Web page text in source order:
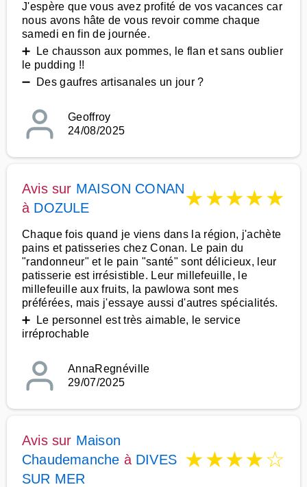
J'espère que vous avez profité de vos vacances car
nous avons hâte de vous revoir comme chaque
samedi en fin de journée.
➕ Le chausson aux pommes, le flan et sans oublier
le pudding !!
➖ Des gaufres artisanales un jour ?
Geoffroy
24/08/2025
Avis sur MAISON CONAN
à DOZULE ★★★★★
Chaque fois quand je viens dans la région, j'achète
pains et patisseries chez Conan. Le pain du
"randonneur" et le pain "santé" sont délicieux, leur
patisserie est irrésistible. Leur millefeuille, le
millefeuille aux fruits, la pawlowa sont mes
préférées, mais j'essaye aussi d'autres spécialités.
➕ Le personnel est très aimable, le service
irréprochable
AnnaRegnéville
29/07/2025
Avis sur Maison
Chaudemanche à DIVES
SUR MER
★★★★☆